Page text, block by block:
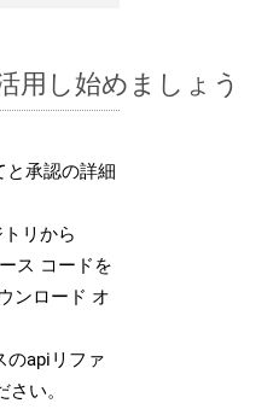
用し始めましょう
と承認の詳細
トリから
ス コードを
ンロード オ
のapiリファ
い。